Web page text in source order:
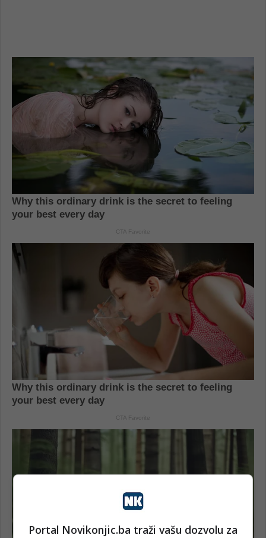
Portal Novikonjic.ba traži vašu dozvolu za